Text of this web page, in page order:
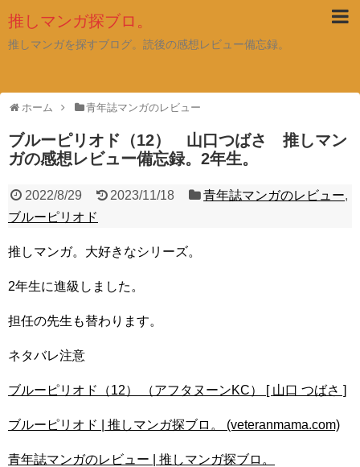
推しマンガ探ブロ。
推しマンガを探すブログ。読後の感想レビュー備忘録。
ホーム 青年誌マンガのレビュー
ブルーピリオド（12） 山口つばさ 推しマン
ガの感想レビュー備忘録。2年生。
2022/8/29 2023/11/18 青年誌マンガのレビュー,
ブルーピリオド
推しマンガ。大好きなシリーズ。
2年生に進級しました。
担任の先生も替わります。
ネタバレ注意
ブルーピリオド（12） （アフタヌーンKC） [ 山口 つばさ ]
ブルーピリオド | 推しマンガ探ブロ。 (veteranmama.com)
青年誌マンガのレビュー | 推しマンガ探ブロ。